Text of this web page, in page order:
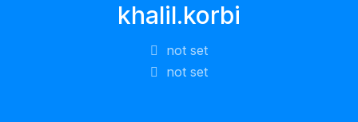
khalil.korbi
not set
not set